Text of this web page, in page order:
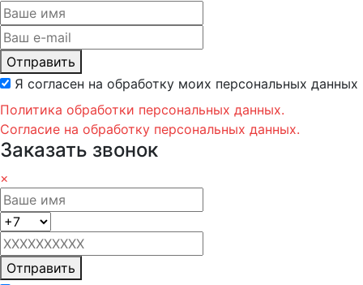
Отправить
Я согласен на обработку моих персональных данных
Политика обработки персональных данных.
Согласие на обработку персональных данных.
Заказать звонок
×
Отправить